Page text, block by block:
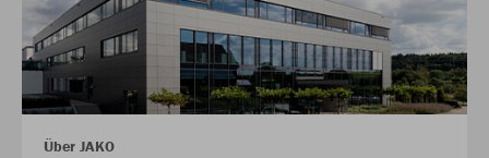
Über JAKO